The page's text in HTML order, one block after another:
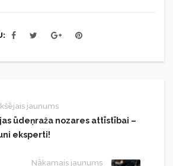
jaunums
ūdeņraža nozares attīstībai –
eksperti!
Nākamais jaunums